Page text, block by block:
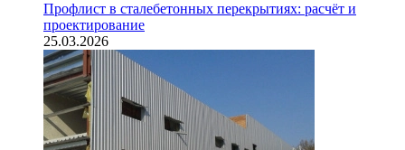
Профлист в сталебетонных перекрытиях: расчёт и
проектирование
25.03.2026